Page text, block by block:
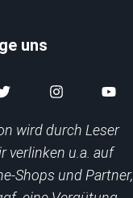
uns
wird durch Leser
verlinken u.a. auf
Shops und Partner,